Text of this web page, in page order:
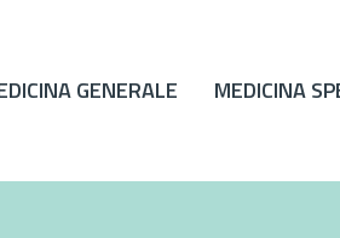
GENERALE MEDICINA